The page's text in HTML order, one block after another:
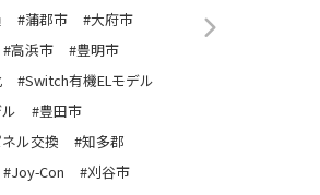
#蒲郡市
#大府市
#高浜市
#豊明市
#Switch有機ELモデル
#豊田市
ル交換
#知多郡
#Joy-Con
#刈谷市